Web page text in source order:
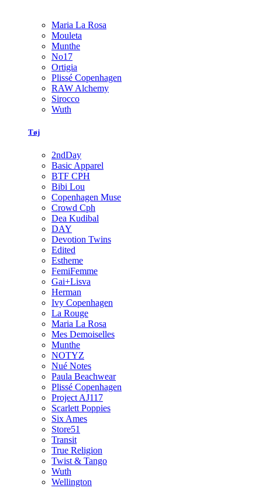
Maria La Rosa
Mouleta
Munthe
No17
Ortigia
Plissé Copenhagen
RAW Alchemy
Sirocco
Wuth
Tøj
2ndDay
Basic Apparel
BTF CPH
Bibi Lou
Copenhagen Muse
Crowd Cph
Dea Kudibal
DAY
Devotion Twins
Edited
Estheme
FemiFemme
Gai+Lisva
Herman
Ivy Copenhagen
La Rouge
Maria La Rosa
Mes Demoiselles
Munthe
NOTYZ
Nué Notes
Paula Beachwear
Plissé Copenhagen
Project AJ117
Scarlett Poppies
Six Ames
Store51
Transit
True Religion
Twist & Tango
Wuth
Wellington